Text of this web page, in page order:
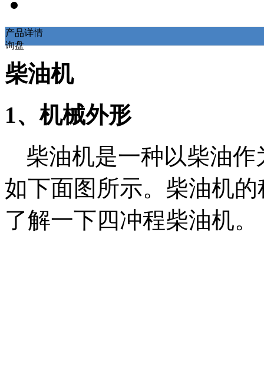
产品详情
询盘
柴油机
1、机械外形
柴油机是一种以柴油
如下面图所示。柴油机
了解一下四冲程柴油机。